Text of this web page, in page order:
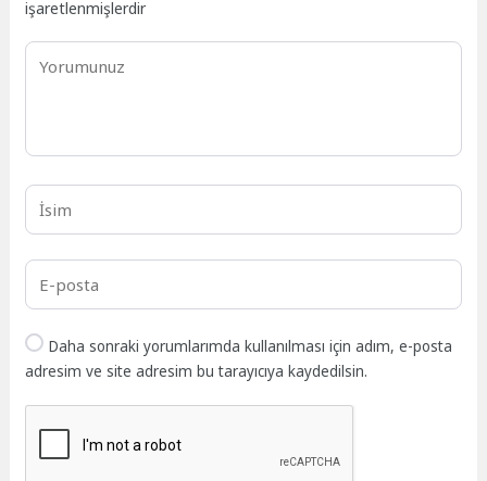
işaretlenmişlerdir
Daha sonraki yorumlarımda kullanılması için adım, e-posta
adresim ve site adresim bu tarayıcıya kaydedilsin.